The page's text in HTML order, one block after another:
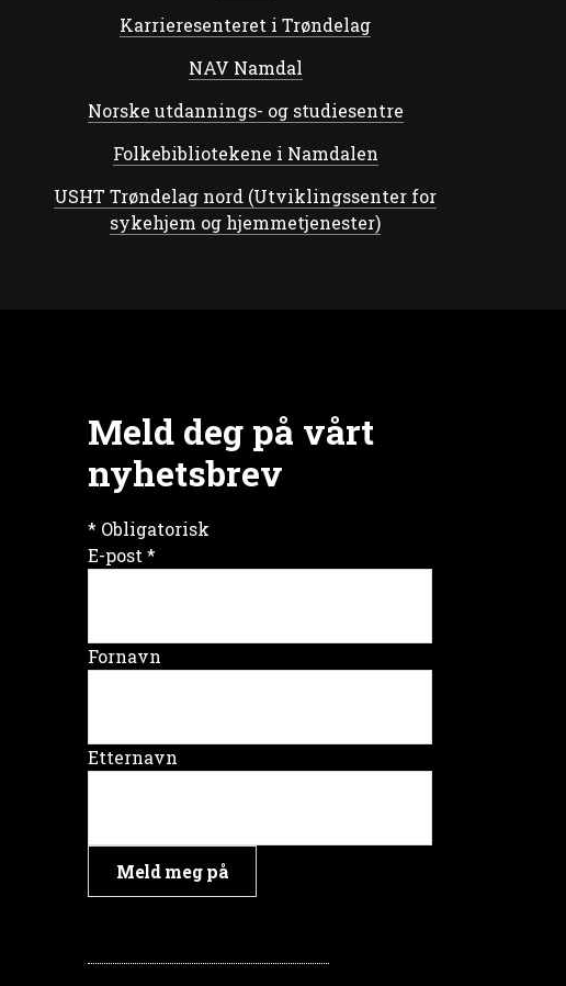
Karrieresenteret i Trøndelag
NAV Namdal
Norske utdannings- og studiesentre
Folkebibliotekene i Namdalen
USHT Trøndelag nord (Utviklingssenter for
sykehjem og hjemmetjenester)
Meld deg på vårt
nyhetsbrev
* Obligatorisk
E-post *
Fornavn
Etternavn